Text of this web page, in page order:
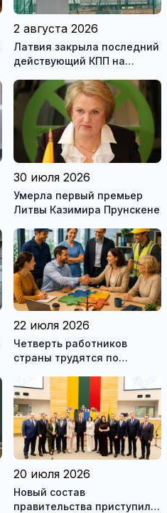
2 августа 2026
Латвия закрыла последний
действующий КПП на
30 июля 2026
Умерла первый премьер
Литвы Казимира Прунскене
22 июля 2026
Четверть работников
страны трудятся по
это выгодно и
сотрудникам, и
работодателям
20 июля 2026
Новый состав
правительства приступил к